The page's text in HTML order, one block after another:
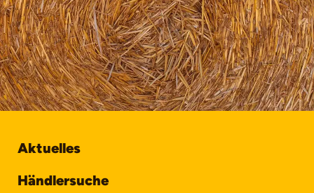
Aktuelles
Händlersuche